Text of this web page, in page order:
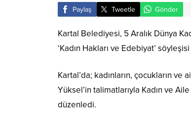
Paylaş Tweetle Gönder
Kartal Belediyesi, 5 Aralık Dünya
‘Kadın Hakları ve Edebiyat’
Kartal’da; kadınların, çocukların
Yüksel’in talimatlarıyla Kadın ve
düzenledi.